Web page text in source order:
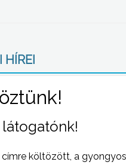
HÍREI
látogatónk!
címre költözött, a